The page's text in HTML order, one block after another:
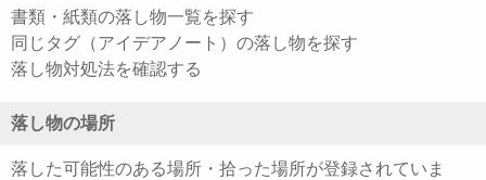
書類・紙類の落し物一覧を探す
同じタグ（アイデアノート）の落し物を探す
落し物対処法を確認する
落し物の場所
落した可能性のある場所・拾った場所が登録されていま